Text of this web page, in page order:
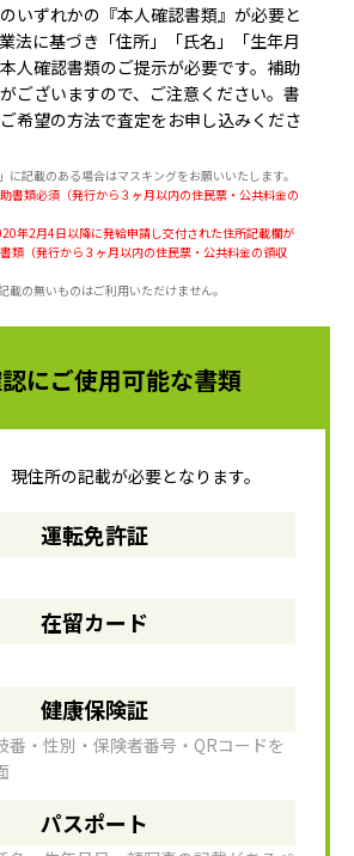
いずれかの『本人確認書類』が必要と
法に基づき 「住所」「氏名」「生年月
人確認書類のご提示が必要です。補助
ございますので、ご注意ください。書
希望の方法で査定をお申し込みくださ
記載のある場合はマスキングをお願いいたします。
書類必須（発行から３ヶ月以内の住民票・公共料金の
年2月4日以降に発給申請し交付された住所記載欄が
類（発行から３ヶ月以内の住民票・公共料金の領収
の無いものはご利用いただけません。
にご使用可能な書類
住所の記載が必要となります。
運転免許証
在留カード
健康保険証
番・性別・保険者番号・QRコードを
パスポート